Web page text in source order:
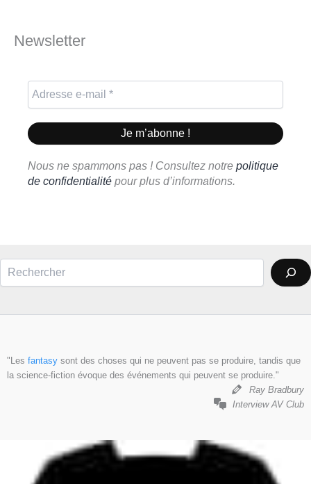
Newsletter
Nous ne spammons pas ! Consultez notre politique
de confidentialité pour plus d’informations.
Rechercher
"Les fantasy sont des choses qui ne peuvent pas se produire, tandis que
la science-fiction évoque des événements qui peuvent se produire."
Ray Bradbury
Interview AV Club